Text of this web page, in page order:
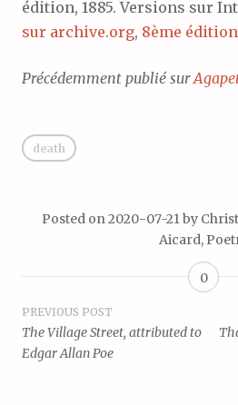
édition, 1885. Versions sur
sur archive.org, 8ème
Précédemment publié sur
death
Posted on2020-07-21by
Aicard,
0
Post
navigation
PREVIOUS POST
The Village Street, attributed to
Edgar Allan Poe